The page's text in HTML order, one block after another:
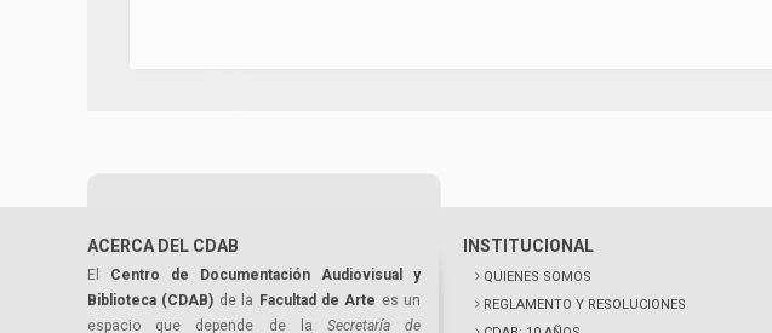
ACERCA DEL CDAB
El Centro de Documentación Audiovisual y
Biblioteca (CDAB) de la Facultad de Arte es un
espacio que depende de la Secretaría de
INSTITUCIONAL
QUIENES SOMOS
REGLAMENTO Y RESOLUCIONES